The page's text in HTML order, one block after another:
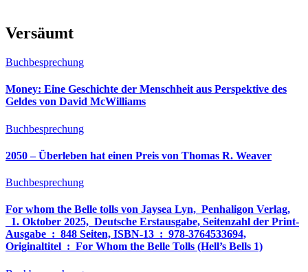
Versäumt
Buchbesprechung
Money: Eine Geschichte der Menschheit aus Perspektive des
Geldes von David McWilliams
Buchbesprechung
2050 – Überleben hat einen Preis von Thomas R. Weaver
Buchbesprechung
For whom the Belle tolls von Jaysea Lyn, ‎ Penhaligon Verlag,
‎ 1. Oktober 2025, ‎ Deutsche Erstausgabe, Seitenzahl der Print-
Ausgabe ‏ : ‎ 848 Seiten, ISBN-13 ‏ : ‎ 978-3764533694,
Originaltitel ‏ : ‎ For Whom the Belle Tolls (Hell’s Bells 1)